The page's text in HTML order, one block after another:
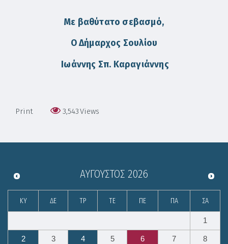
Με βαθύτατο σεβασμό,
Ο Δήμαρχος Σουλίου
Ιωάννης Σπ. Καραγιάννης
Print 3,543Views
ΑΎΓΟΥΣΤΟΣ 2026
ΚΥ ΔΕ ΤΡ ΤΕ ΠΕ ΠΑ ΣΑ
1
2 3 4 5 6 7 8